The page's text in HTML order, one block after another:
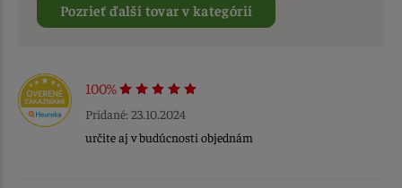
Pozrieť ďalší tovar v kategórií
100%
Pridané: 23.10.2024
určite aj v budúcnosti objednám